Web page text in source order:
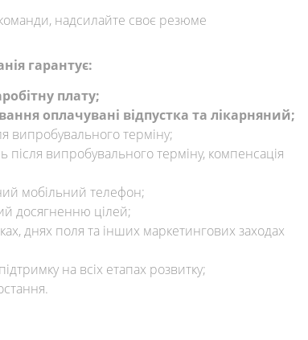
надсилайте своє резюме
гарантує:
плату;
оплачувані відпустка та лікарняний;
випробувального терміну;
випробувального терміну, компенсація
мобільний телефон;
досягненню цілей;
днях поля та інших маркетингових заходах
на всіх етапах розвитку;